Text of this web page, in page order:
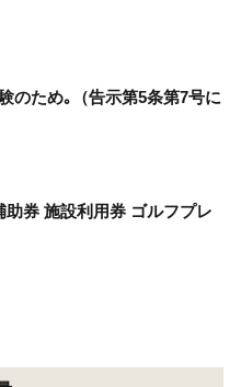
のため｡（告示第5条第7号に
券 施設利用券 ゴルフプレ